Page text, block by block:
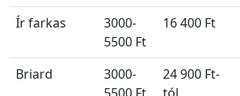
Ír farkas
3000-
5500 Ft
16 400 Ft
Briard
3000-
24 900 Ft-